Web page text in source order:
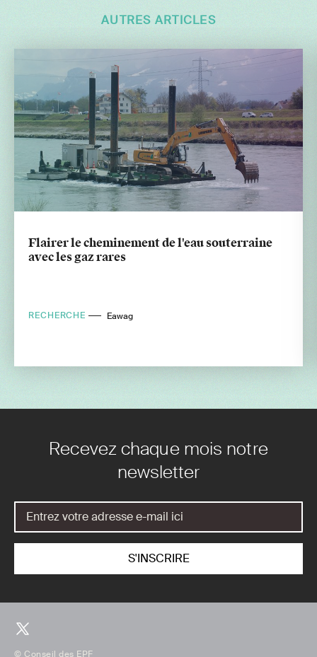
AUTRES ARTICLES
Flairer le cheminement de l'eau souterraine
avec les gaz rares
RECHERCHE Eawag
Recevez chaque mois notre
newsletter
© Conseil des EPF